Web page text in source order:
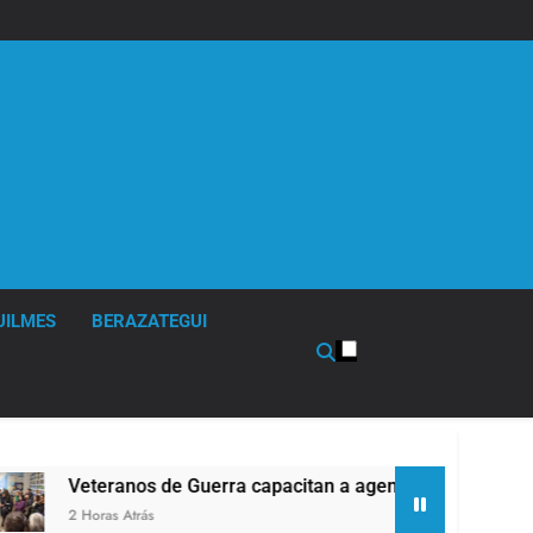
BERAZATEGUI
a agentes municipales de Quilmes en la causa